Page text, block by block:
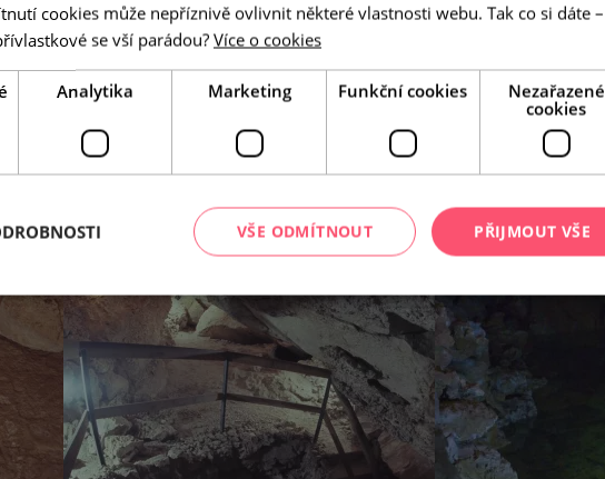
© Seznam.cz a.s. a další
cookies může nepříznivě ovlivnit některé vlastnosti webu. Tak co si dáte –
se vší parádou? Více o cookies
Analytika Marketing Funkční cookies
Nezařazené
cookies
PŘIJMOUT VŠE
VŠE ODMÍTNOUT